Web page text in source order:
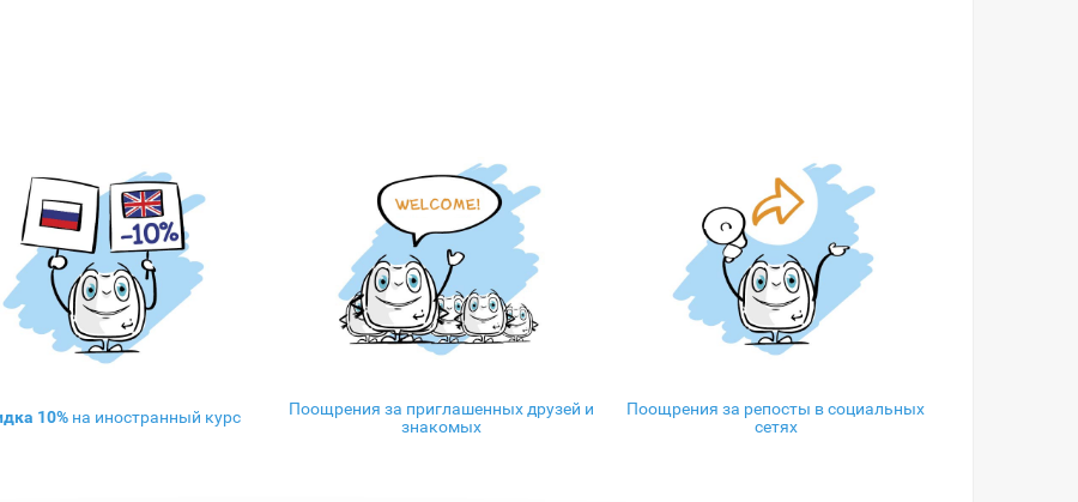
10%на иностранный курс
Поощрения за приглашенных друзей и
знакомых
Поощрения за репосты в социальных
сетях